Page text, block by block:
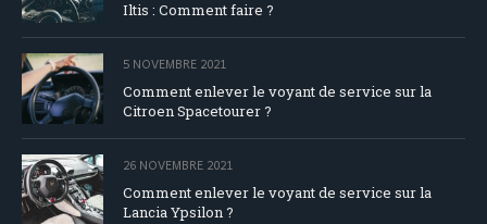
Iltis : Comment faire ?
5 NOVEMBRE 2021
Comment enlever le voyant de service sur la
Citroen Spacetourer ?
26 NOVEMBRE 2021
Comment enlever le voyant de service sur la
Lancia Ypsilon ?